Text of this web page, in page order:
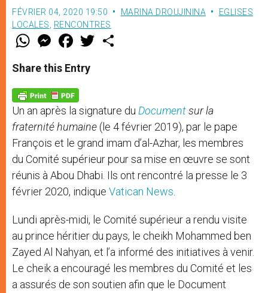
FÉVRIER 04, 2020 19:50 MARINA DROUJININA
EGLISES
LOCALES
RENCONTRES
W
t
s
p
p
M
e
s
e
g
e
r
F
a
e
b
o
k
w
Share this Entry
Un an après la signature du Documentsur la
fraternité humaine (le 4 février 2019), par le pape
François et le grand imam d’al-Azhar, les membres
du Comité supérieur pour sa mise en œuvre se sont
réunis à Abou Dhabi. Ils ont rencontré la presse le 3
février 2020, indique Vatican News
Lundi après-midi, le Comité supérieur a rendu visite
au prince héritier du pays, le cheikh Mohammed ben
Zayed Al Nahyan, et l’a informé des initiatives à venir.
Le cheik a encouragé les membres du Comité et les
a assurés de son soutien afin que le Document